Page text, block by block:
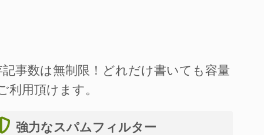
事数は無制限！どれだけ書いても容量
用頂けます。
強力なスパムフィルター